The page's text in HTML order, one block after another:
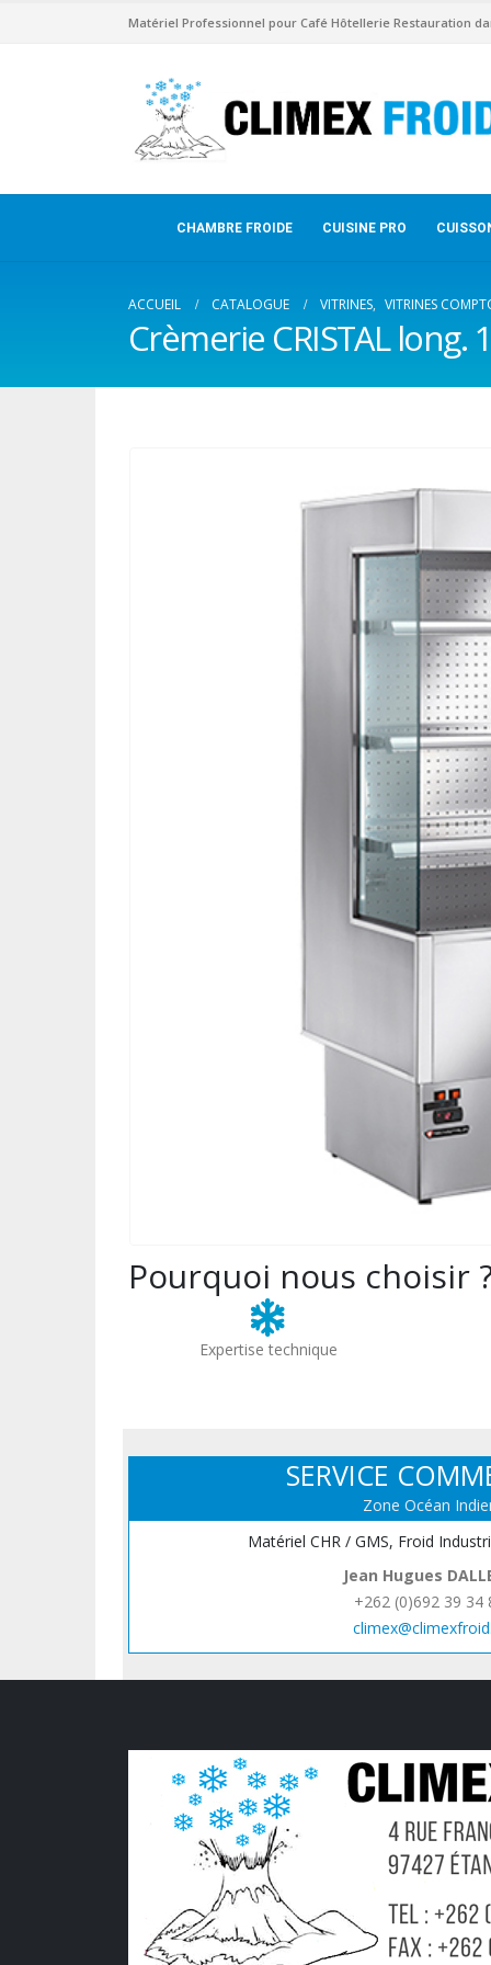
Matériel Professionnel pour Café Hôtellerie Restauration
CHAMBRE FROIDE CUISINE PRO
ACCUEIL CATALOGUE VITRINES, VITRINES
Crèmerie CRISTAL long.
Pourquoi nous choisir
Expertise technique
SERVICE
Zone Océan
Matériel CHR / GMS, Froid
Jean Hugues
+262 (0)692 39 34